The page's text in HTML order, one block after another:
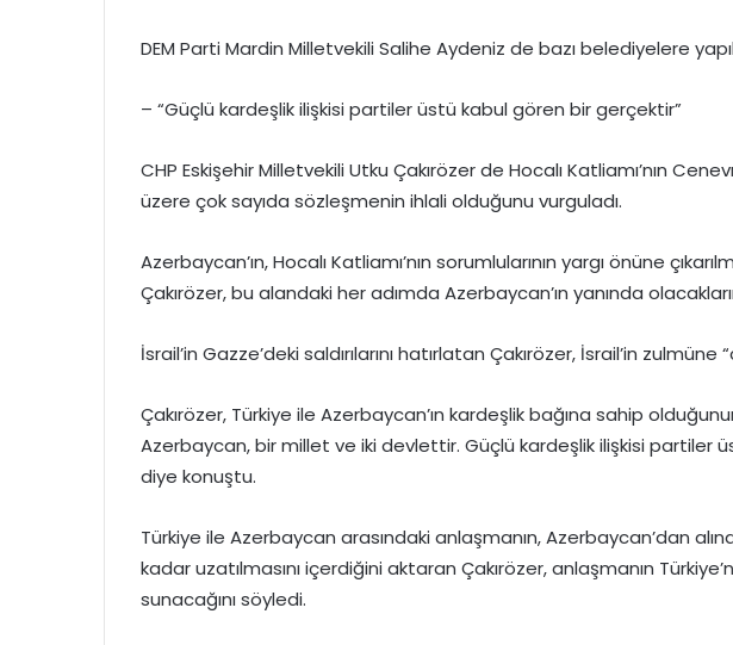
DEM Parti Mardin Milletvekili Salihe Aydeniz de bazı belediyelere
– “Güçlü kardeşlik ilişkisi partiler üstü kabul gören bir gerçektir”
CHP Eskişehir Milletvekili Utku Çakırözer de Hocalı Katliamı’nın
üzere çok sayıda sözleşmenin ihlali olduğunu vurguladı.
Azerbaycan’ın, Hocalı Katliamı’nın sorumlularının yargı önüne
Çakırözer, bu alandaki her adımda Azerbaycan’ın yanında
İsrail’in Gazze’deki saldırılarını hatırlatan Çakırözer, İsrail’in
Çakırözer, Türkiye ile Azerbaycan’ın kardeşlik bağına sahip
Azerbaycan, bir millet ve iki devlettir. Güçlü kardeşlik ilişkisi partiler
diye konuştu.
Türkiye ile Azerbaycan arasındaki anlaşmanın, Azerbaycan’dan
kadar uzatılmasını içerdiğini aktaran Çakırözer, anlaşmanın
sunacağını söyledi.